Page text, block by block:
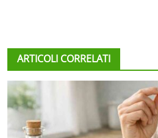
ARTICOLI CORRELATI